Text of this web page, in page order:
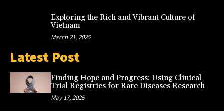
Exploring the Rich and Vibrant Culture of
Vietnam
March 21, 2025
Latest Post
Finding Hope and Progress: Using Clinical
Trial Registries for Rare Diseases Research
May 17, 2025